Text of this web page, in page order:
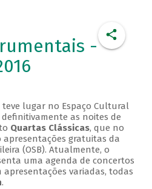
-
lugar no Espaço Cultural
definitivamente as noites de
Quartas Clássicas, que no
gratuitas da
(OSB). Atualmente, o
uma agenda de concertos
variadas, todas
.